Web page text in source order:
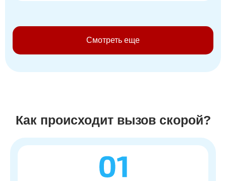
Смотреть еще
Как происходит вызов скорой?